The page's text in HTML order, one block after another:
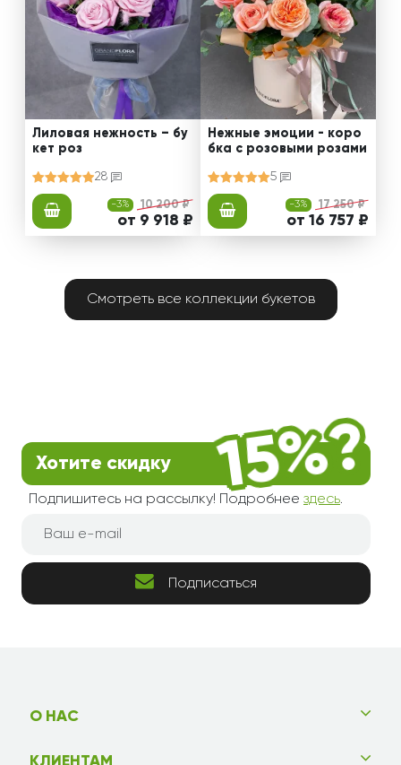
Лиловая нежность – бу
кет роз
28
-3% 10 200 ₽
от 9 918 ₽
Нежные эмоции - коро
бка с розовыми розами
5
-3% 17 250 ₽
от 16 757 ₽
Смотреть все коллекции букетов
Хотите скидку
Подпишитесь на рассылку! Подробнее здесь.
Подписаться
О НАС
КЛИЕНТАМ